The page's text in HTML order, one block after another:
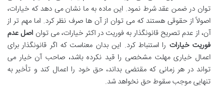
توان در ضمن عقد شرط نمود. این ماده به ما نشان می دهد که خیارات،
اصولاً از حقوقی هستند که می توان از آن ها صرف نظر کرد. اما مهم تر از
آن، از عدم تصریح قانونگذار به فوریت در اکثر خیارات، می توان اصل عدم
فوریت خیارات را استنباط کرد. این بدان معناست که اگر قانونگذار برای
اعمال خیاری مهلت مشخصی را قید نکرده باشد، صاحب آن خیار می
تواند در هر زمانی که مقتضی بداند، حق خود را اعمال کند و تأخیر به
تنهایی موجب سقوط حق نخواهد شد.